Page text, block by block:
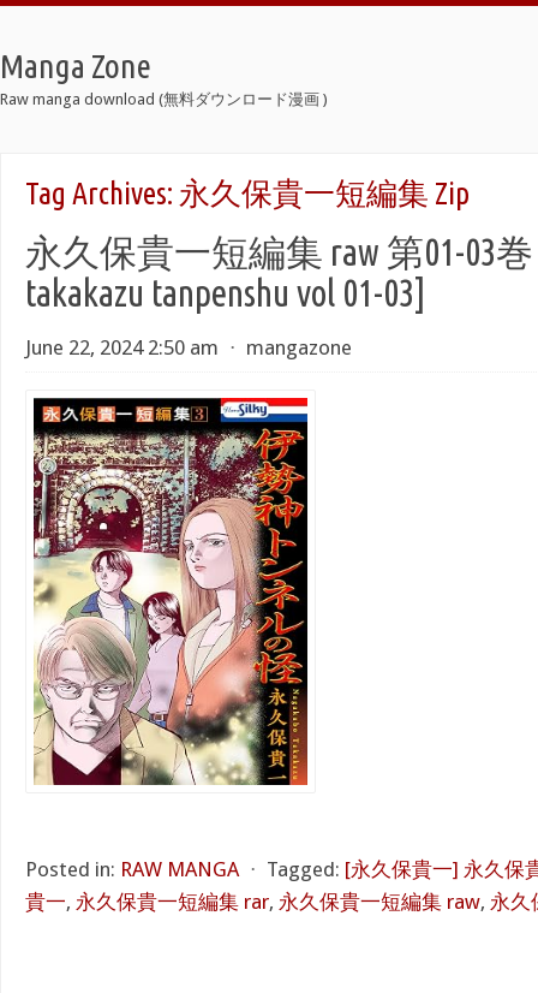
Manga Zone
Raw manga download (無料ダウンロード漫画 )
Tag Archives: 永久保貴一短編集 Zip
永久保貴一短編集 raw 第01-03巻
takakazu tanpenshu vol 01-03]
June 22, 2024 2:50 am ⋅ mangazone
Posted in: RAW MANGA ⋅ Tagged: [永久保貴一] 永久保
貴一, 永久保貴一短編集 rar, 永久保貴一短編集 raw, 永久